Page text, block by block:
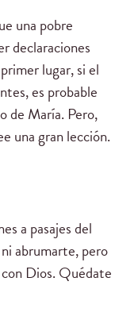
una pobre
declaraciones
lugar, si el
es probable
de María. Pero,
una gran lección.
a pasajes del
abrumarte, pero
Dios. Quédate